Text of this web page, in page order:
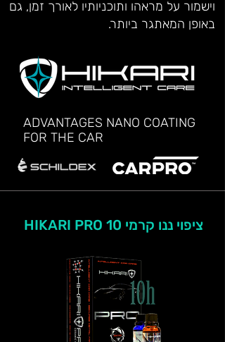
וישמור על מראהו ותוכניותיו לאורך זמן, גם
באופן המאתגר ביותר.
ADVANTAGES NANO COATING
FOR THE CAR
ציפוי ננו קרמי HIKARI PRO 10